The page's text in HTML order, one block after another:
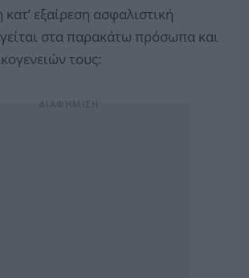
εξαίρεση ασφαλιστική
στα παρακάτω πρόσωπα και
τους: